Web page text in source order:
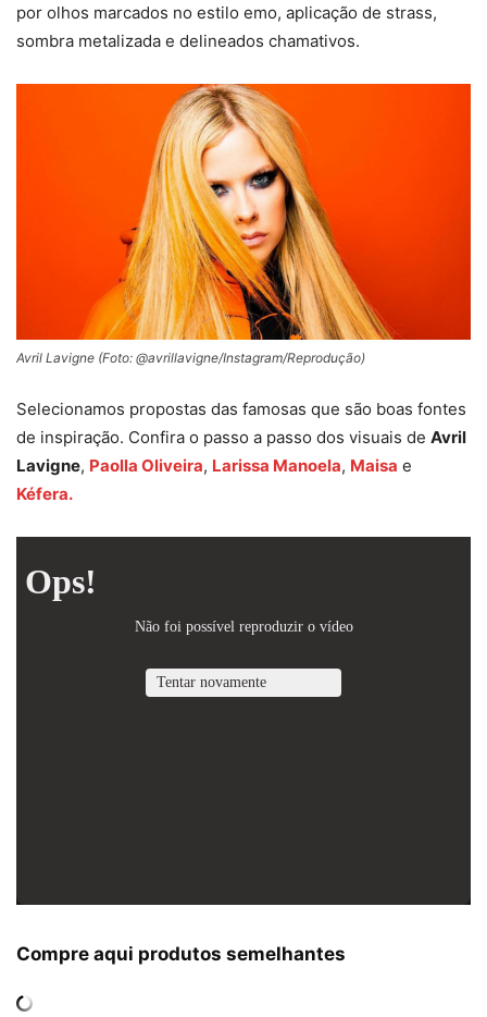
por olhos marcados no estilo emo, aplicação de strass,
sombra metalizada e delineados chamativos.
Avril Lavigne (Foto: @avrillavigne/Instagram/Reprodução)
Selecionamos propostas das famosas que são boas fontes
de inspiração. Confira o passo a passo dos visuais de Avril
Lavigne, Paolla Oliveira, Larissa Manoela, Maisa e
Kéfera.
Compre aqui produtos semelhantes